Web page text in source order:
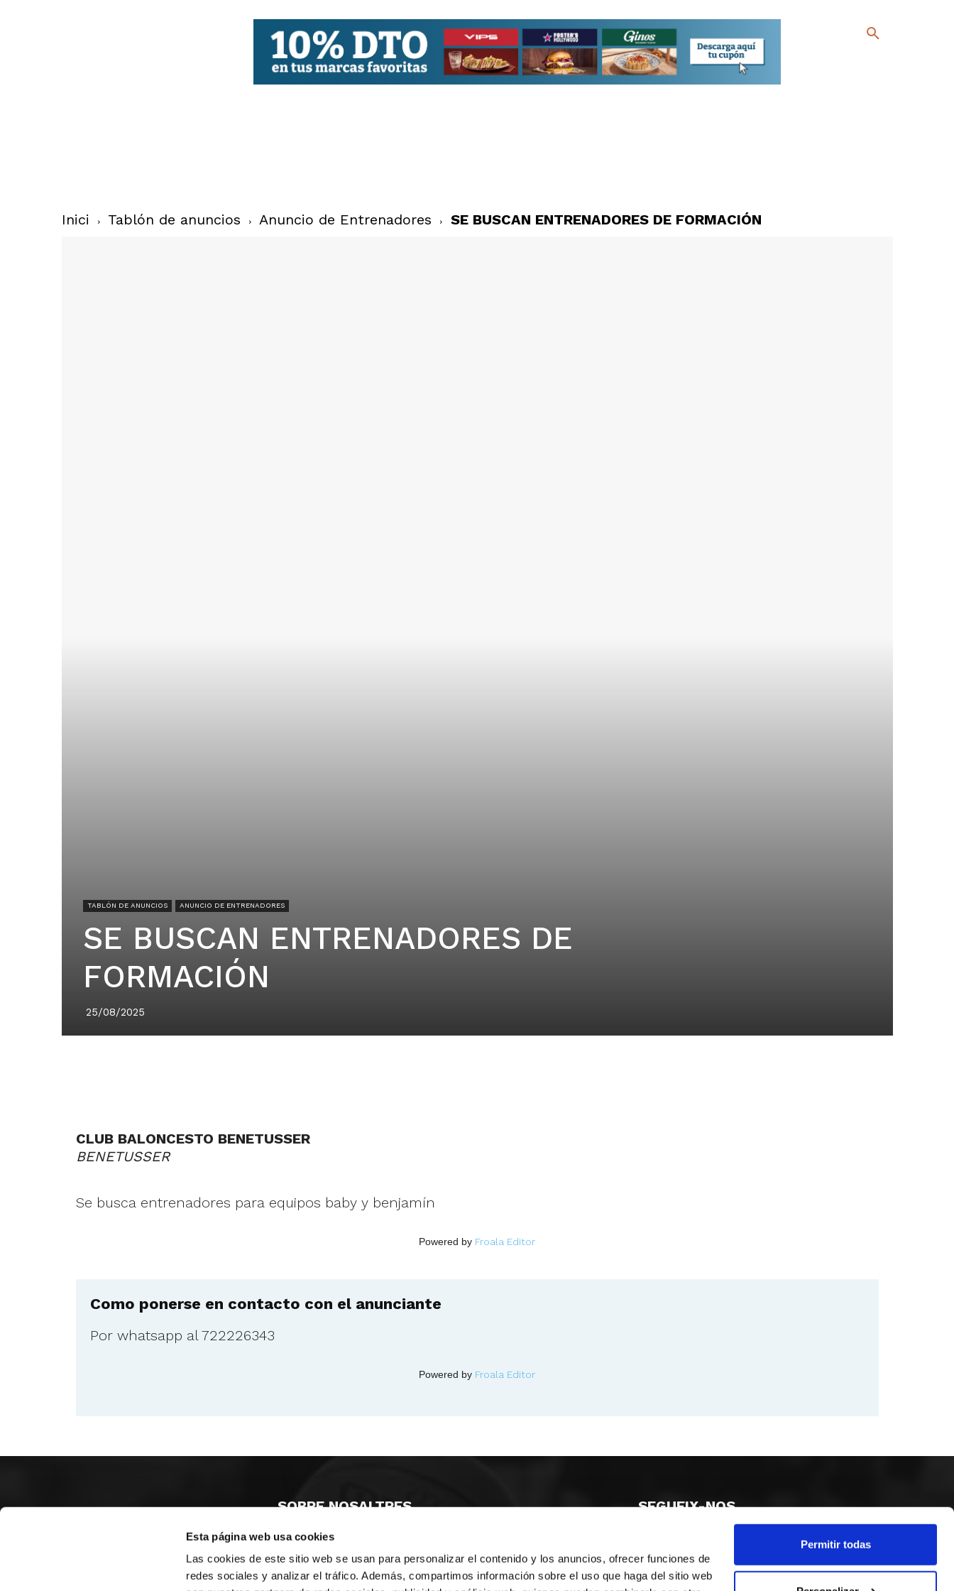
Esta página web usa cookies
Las cookies de este sitio web se usan para personalizar el contenido y los anuncios, ofrecer funciones de
redes sociales y analizar el tráfico. Además, compartimos información sobre el uso que haga del sitio web
Permitir todas
Inici Tablón de anuncios Anuncio de Entrenadores SE BUSCAN ENTRENADORES DE FORMACIÓN
TABLÓN DE ANUNCIOS ANUNCIO DE ENTRENADORES
SE BUSCAN ENTRENADORES DE
FORMACIÓN
25/08/2025
CLUB BALONCESTO BENETUSSER
BENETUSSER
Se busca entrenadores para equipos baby y benjamín
Powered by Froala Editor
Como ponerse en contacto con el anunciante
Por whatsapp al 722226343
Powered by Froala Editor
SOBRE NOSALTRES
CASTELLÓ
VALÈNCIA
MONESTIR DE POBLET 14 1ª 3º
ALACANT
CIUDAD DE MATANZAS 12
SEGUEIX-NOS